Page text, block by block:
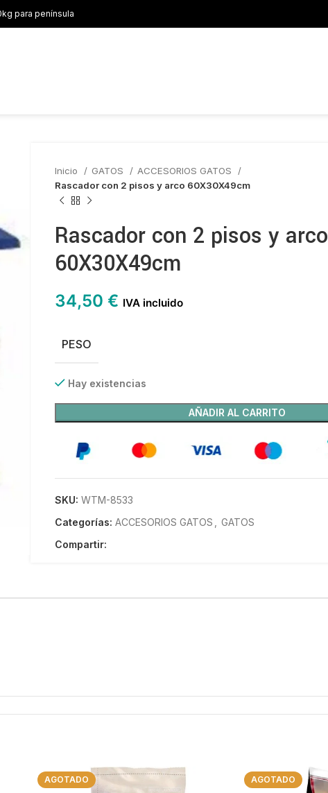
para península
Inicio GATOS
ACCESORIOS GATOS
Rascador con 2 pisos y arco 60X30X49cm
Rascador con 2 pisos y arco
60X30X49cm
34,50 € IVA incluido
PESO
Hay existencias
AÑADIR AL CARRITO
SKU: WTM-8533
Categorías: ACCESORIOS GATOS
GATOS
Compartir:
AGOTADO AGOTADO